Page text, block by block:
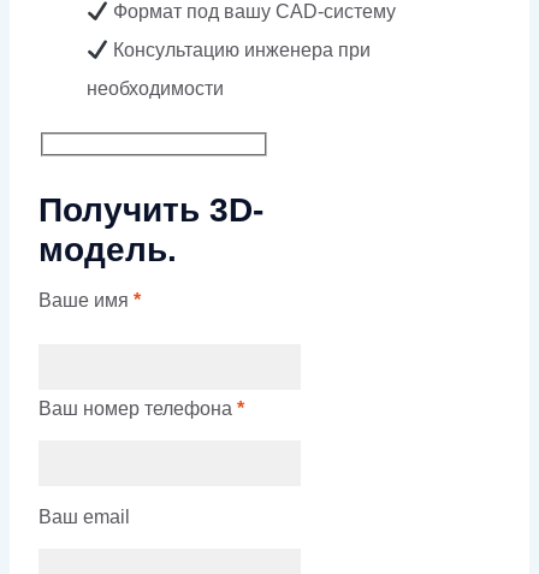
Формат под вашу CAD-систему
Консультацию инженера при
необходимости
Получить 3D-
модель.
Ваше имя *
Ваш номер телефона *
Ваш email